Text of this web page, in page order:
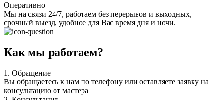
Оперативно
Мы на связи 24/7, работаем без перерывов и выходных,
срочный выезд, удобное для Вас время дня и ночи.
Как мы работаем?
1. Обращение
Вы обращаетесь к нам по телефону или оставляете заявку на
консультацию от мастера